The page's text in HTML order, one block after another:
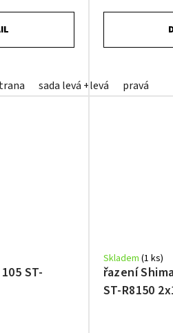
sada levá + pravá OEM
levá pravá
ST-
řazení
ST-R8150
Skladem (1 ks)